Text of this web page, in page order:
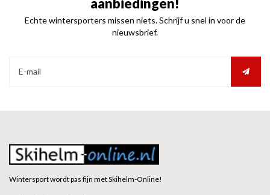
aanbiedingen!
Echte wintersporters missen niets. Schrijf u snel in voor de
nieuwsbrief.
Wintersport wordt pas fijn met Skihelm-Online!